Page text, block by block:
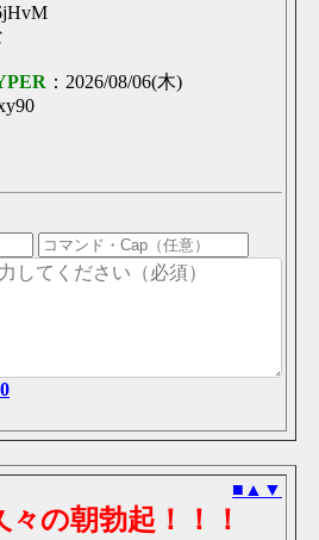
：2026/08/06(木)
■ ▲ ▼
の朝勃起！！！